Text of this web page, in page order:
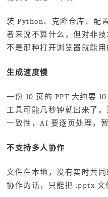
装 Python、克隆仓库、配
者来说不算什么，但对非
不是那种打开浏览器就能用
生成速度慢
一份 10 页的 PPT 大约要
工具可能几秒钟就出来了
一致性，AI 要逐页处理，
不支持多人协作
文件在本地，没有实时共
协作的话，只能把 .pptx 文